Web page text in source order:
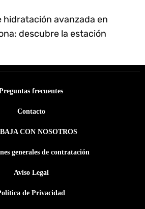
hidratación avanzada en
descubre la estación
frecuentes
Contacto
CON NOSOTROS
generales de contratación
Aviso Legal
de Privacidad